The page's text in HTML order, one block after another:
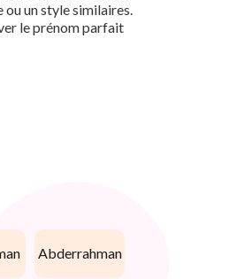
un style similaires.
le prénom parfait
abderrahman